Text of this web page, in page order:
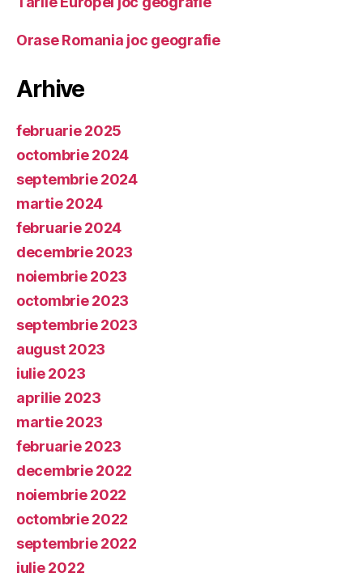
Orase Romania joc geografie
Arhive
februarie 2025
octombrie 2024
septembrie 2024
martie 2024
februarie 2024
decembrie 2023
noiembrie 2023
octombrie 2023
septembrie 2023
august 2023
iulie 2023
aprilie 2023
martie 2023
februarie 2023
decembrie 2022
noiembrie 2022
octombrie 2022
septembrie 2022
iulie 2022